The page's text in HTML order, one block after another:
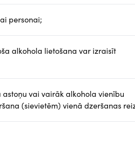
personai;
alkohola lietošana var izraisīt
astoņu vai vairāk alkohola vienību
(sievietēm) vienā dzeršanas